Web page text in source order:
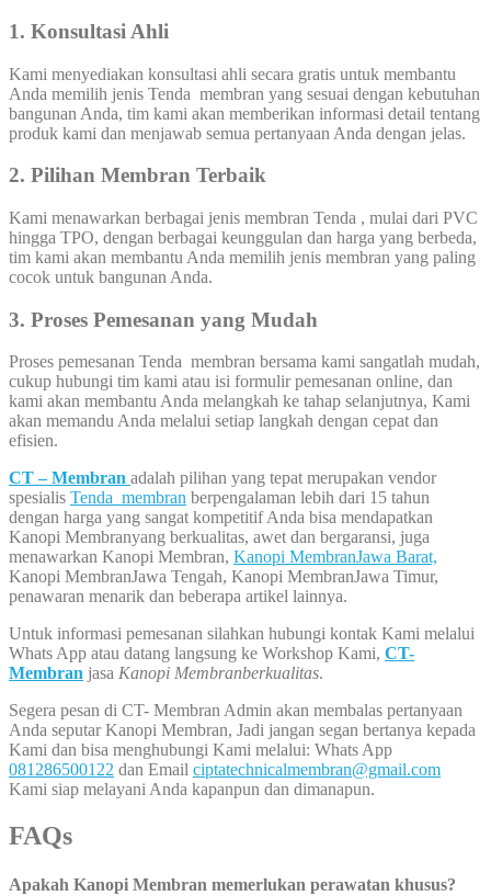
1. Konsultasi Ahli
Kami menyediakan konsultasi ahli secara gratis untuk membantu
Anda memilih jenis Tenda membran yang sesuai dengan kebutuhan
bangunan Anda, tim kami akan memberikan informasi detail tentang
produk kami dan menjawab semua pertanyaan Anda dengan jelas.
2. Pilihan Membran Terbaik
Kami menawarkan berbagai jenis membran Tenda , mulai dari PVC
hingga TPO, dengan berbagai keunggulan dan harga yang berbeda,
tim kami akan membantu Anda memilih jenis membran yang paling
cocok untuk bangunan Anda.
3. Proses Pemesanan yang Mudah
Proses pemesanan Tenda membran bersama kami sangatlah mudah,
cukup hubungi tim kami atau isi formulir pemesanan online, dan
kami akan membantu Anda melangkah ke tahap selanjutnya, Kami
akan memandu Anda melalui setiap langkah dengan cepat dan
efisien.
CT – Membran adalah pilihan yang tepat merupakan vendor
spesialis Tenda membran berpengalaman lebih dari 15 tahun
dengan harga yang sangat kompetitif Anda bisa mendapatkan
Kanopi Membranyang berkualitas, awet dan bergaransi, juga
menawarkan Kanopi Membran, Kanopi MembranJawa Barat,
Kanopi MembranJawa Tengah, Kanopi MembranJawa Timur,
penawaran menarik dan beberapa artikel lainnya.
Untuk informasi pemesanan silahkan hubungi kontak Kami melalui
Whats App atau datang langsung ke Workshop Kami, CT-
Membran jasa Kanopi Membranberkualitas.
Segera pesan di CT- Membran Admin akan membalas pertanyaan
Anda seputar Kanopi Membran, Jadi jangan segan bertanya kepada
Kami dan bisa menghubungi Kami melalui: Whats App
081286500122 dan Email ciptatechnicalmembran@gmail.com
Kami siap melayani Anda kapanpun dan dimanapun.
FAQs
Apakah Kanopi Membran memerlukan perawatan khusus?